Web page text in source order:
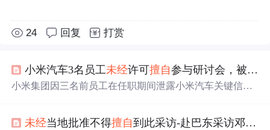
24 回复 打赏
小米汽车3名员工未经许可擅自参与研讨会，被辞退！
小米集团因三名前员工在任职期间泄露小米汽车关键信息
以预防数据泄露。云盒子提供了全面的数据安全解决方
未经当地批准不得擅自到此采访-赴巴东采访邓案记者被围殴